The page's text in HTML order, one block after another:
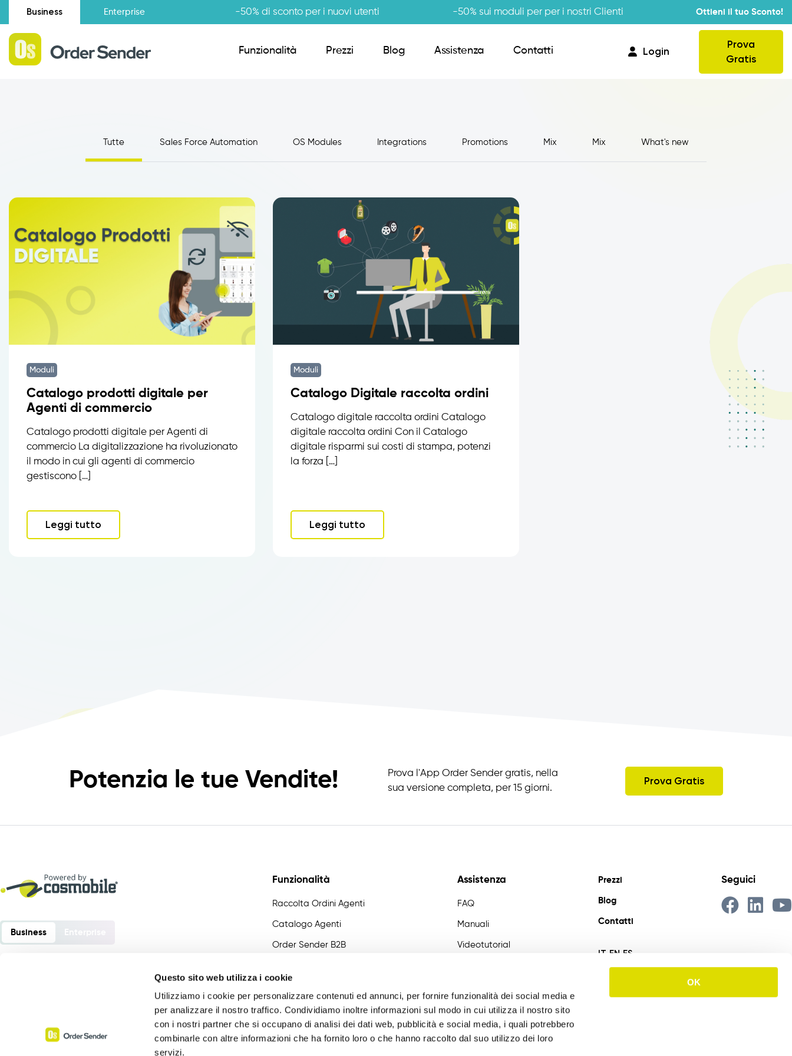
Questo sito web utilizza i cookie
Utilizziamo i cookie per personalizzare contenuti ed annunci, per fornire funzionalità dei social media e
per analizzare il nostro traffico. Condividiamo inoltre informazioni sul modo in cui utilizza il nostro sito
con i nostri partner che si occupano di analisi dei dati web, pubblicità e social media, i quali potrebbero
combinarle con altre informazioni che ha fornito loro o che hanno raccolto dal suo utilizzo dei loro
servizi.
OK
Business Enterprise -50% di sconto per i nuovi utenti -50% sui moduli per per i nostri Clienti Ottieni il tuo Sconto!
Funzionalità
Situazione amministrativa
Raccolta Ordini Agenti CRM Giro Visite
Anagrafiche Certificate
Provvigioni
Prezzi Blog Assistenza Contatti Login
Prova
Gratis
Tutte Sales Force Automation OS Modules Integrations Promotions Mix Mix What's new
Moduli
Catalogo prodotti digitale per
Agenti di commercio
Catalogo prodotti digitale per Agenti di
commercio La digitalizzazione ha rivoluzionato
il modo in cui gli agenti di commercio
gestiscono […]
Leggi tutto
Moduli
Catalogo Digitale raccolta ordini
Catalogo digitale raccolta ordini Catalogo
digitale raccolta ordini Con il Catalogo
digitale risparmi sui costi di stampa, potenzi
la forza […]
Leggi tutto
Potenzia le tue Vendite!
Prova l'App Order Sender gratis, nella
sua versione completa, per 15 giorni.
Prova Gratis
Business
Order Sender è un software sviluppato da:
Via Europa 6 – 40061 Minerbio (BO) – Italia
Funzionalità
Raccolta Ordini Agenti
Catalogo Agenti
Order Sender B2B
Anagrafiche Certificate
Provvigioni
Assistenza
FAQ
Manuali
Videotutorial
Prezzi
Blog
Contatti
IT EN ES
Seguici